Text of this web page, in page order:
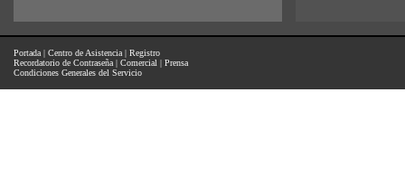
Portada | Centro de Asistencia | Registro
Recordatorio de Contraseña | Comercial | Prensa
Condiciones Generales del Servicio